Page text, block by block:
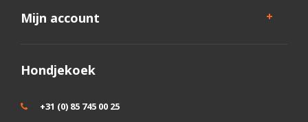
Mijn account
Hondjekoek
+31 (0) 85 745 00 25